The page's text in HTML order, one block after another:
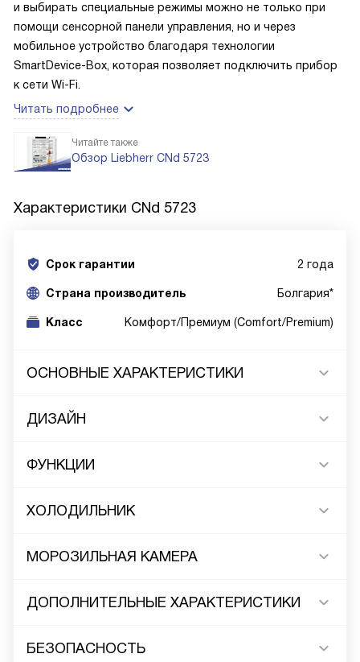
и выбирать специальные режимы можно не только при
помощи сенсорной панели управления, но и через
мобильное устройство благодаря технологии
SmartDevice-Box, которая позволяет подключить прибор
к сети Wi-Fi.
Читать подробнее
Читайте также
Обзор Liebherr CNd 5723
Характеристики CNd 5723
Срок гарантии 2 года
Cтрана производитель Болгария*
Класс Комфорт/Премиум (Comfort/Premium)
ОСНОВНЫЕ ХАРАКТЕРИСТИКИ
ДИЗАЙН
ФУНКЦИИ
ХОЛОДИЛЬНИК
МОРОЗИЛЬНАЯ КАМЕРА
ДОПОЛНИТЕЛЬНЫЕ ХАРАКТЕРИСТИКИ
БЕЗОПАСНОСТЬ